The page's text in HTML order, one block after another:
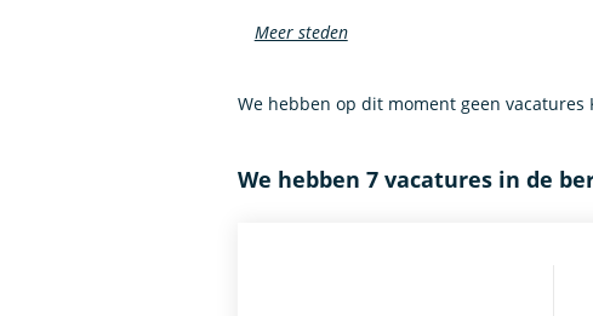
Meer steden
We hebben op dit moment geen
We hebben 7 vacatures in de